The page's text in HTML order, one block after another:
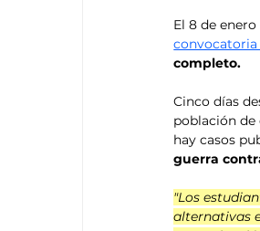
El 8 de enero
completo.
Cinco días
población
hay casos
guerra
"Los
alternativas